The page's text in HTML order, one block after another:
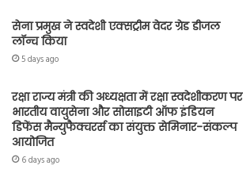
सेना प्रमुख ने स्वदेशी एक्सट्रीम वेदर ग्रेड डीजल
लॉन्च किया
5 days ago
रक्षा राज्य मंत्री की अध्यक्षता में रक्षा स्वदेशीकरण पर
भारतीय वायुसेना और सोसाइटी ऑफ इंडियन
डिफेंस मैन्युफैक्चरर्स का संयुक्त सेमिनार-संकल्प
आयोजित
6 days ago